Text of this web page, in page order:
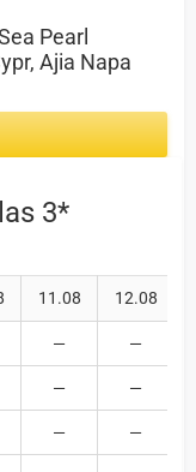
Pearl
Ajia Napa
3*
11.08 12.08